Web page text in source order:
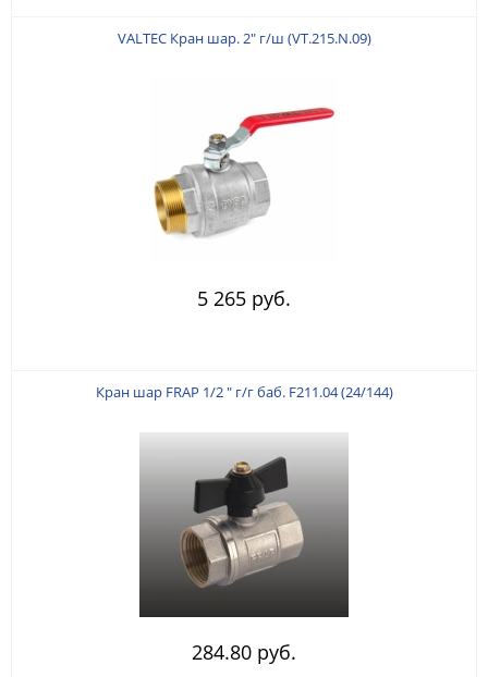
VALTEC Кран шар. 2" г/ш (VT.215.N.09)
5 265 руб.
Кран шар FRAP 1/2 " г/г баб. F211.04 (24/144)
284.80 руб.